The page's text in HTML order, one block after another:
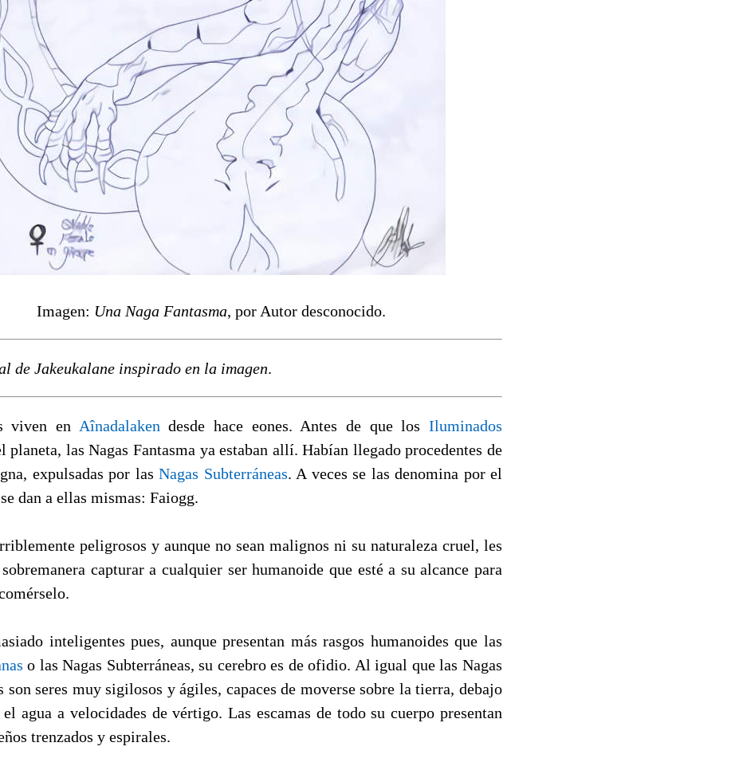
Imagen: Una Naga Fantasma, por Autor desconocido.
de Jakeukalane inspirado en la imagen.
viven en Aînadalaken desde hace eones. Antes de que losIluminados
planeta, las Nagas Fantasma ya estaban allí. Habían llegado procedentes de
expulsadas por las Nagas Subterráneas. A veces se las denomina por el
dan a ellas mismas: Faiogg.
peligrosos y aunque no sean malignos ni su naturaleza cruel, les
capturar a cualquier ser humanoide que esté a su alcance para
inteligentes pues, aunque presentan más rasgos humanoides que las
o las Nagas Subterráneas, su cerebro es de ofidio. Al igual que las Nagas
son seres muy sigilosos y ágiles, capaces de moverse sobre la tierra, debajo
agua a velocidades de vértigo. Las escamas de todo su cuerpo presentan
trenzados y espirales.